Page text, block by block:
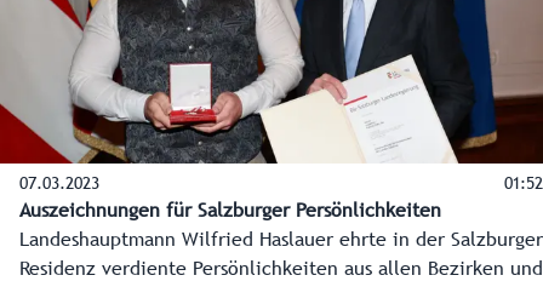
07.03.2023 01:52
Auszeichnungen für Salzburger Persönlichkeiten
Landeshauptmann Wilfried Haslauer ehrte in der Salzburger
Residenz verdiente Persönlichkeiten aus allen Bezirken und